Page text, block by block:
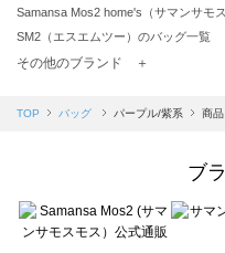
Samansa Mos2 home's（サマンサモ
SM2（エスエムツー）のバッグ一覧
TSUHARU by Samansa Mos2（ツハ
Samansa Mos2 blue（サマンサモスモ
sō4ū（ソウフォーユー）のバッグ一覧
Te chichi（テチチ）のバッグ一覧
Te chichi CLASSIC（テチチ クラシッ
その他のブランド ＋
TOP バッグ パープル/紫系 商
ブ